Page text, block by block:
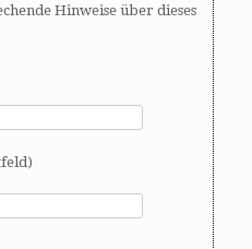
Hinweise über dieses